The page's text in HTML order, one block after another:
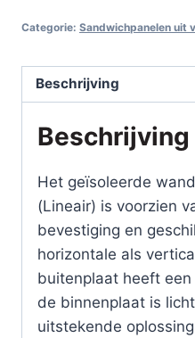
ZB-
dikte
40
12B29
HPS200
9002
lengte
Categorie: Sandwichpanelen uit
Beschrijving
Beschrijving
Het geïsoleerde
(Lineair) is voorzien
bevestiging en
horizontale als
buitenplaat heeft
de binnenplaat is
uitstekende